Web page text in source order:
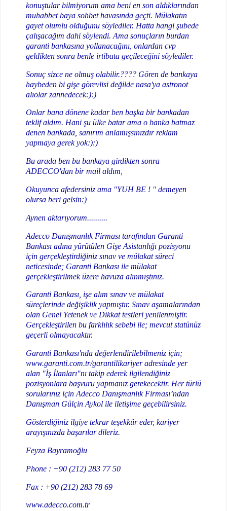
konuştular bilmiyorum ama beni en son aldıklarından
muhabbet baya sohbet havasında geçti. Mülakatın
gayet olumlu olduğunu söylediler. Hatta hangi şubede
çalışacağım dahi söylendi. Ama sonuçların burdan
garanti bankasına yollanacağını, onlardan cvp
geldikten sonra benle irtibata geçileceğini söylediler.
Sonuç sizce ne olmuş olabilir.???? Gören de bankaya
haybeden bi gişe görevlisi değilde nasa'ya astronot
alıolar zannedecek:):)
Onlar bana dönene kadar ben başka bir bankadan
teklif aldım. Hani şu ülke batar ama o banka batmaz
denen bankada, sanırım anlamışsınızdır reklam
yapmaya gerek yok:):)
Bu arada ben bu bankaya girdikten sonra
ADECCO'dan bir mail aldım,
Okuyunca afedersiniz ama "YUH BE ! " demeyen
olursa beri gelsin:)
Aynen aktarıyorum..........
Adecco Danışmanlık Firması tarafından Garanti
Bankası adına yürütülen Gişe Asistanlığı pozisyonu
için gerçekleştirdiğiniz sınav ve mülakat süreci
neticesinde; Garanti Bankası ile mülakat
gerçekleştirilmek üzere havuza alınmıştınız.
Garanti Bankası, işe alım sınav ve mülakat
süreçlerinde değişiklik yapmıştır. Sınav aşamalarından
olan Genel Yetenek ve Dikkat testleri yenilenmiştir.
Gerçekleştirilen bu farklılık sebebi ile; mevcut statünüz
geçerli olmayacaktır.
Garanti Bankası'nda değerlendirilebilmeniz için;
www.garanti.com.tr/garantilikariyer adresinde yer
alan "İş İlanları"nı takip ederek ilgilendiğiniz
pozisyonlara başvuru yapmanız gerekecektir. Her türlü
sorularınız için Adecco Danışmanlık Firması’ndan
Danışman Gülçin Aykol ile iletişime geçebilirsiniz.
Gösterdiğiniz ilgiye tekrar teşekkür eder, kariyer
arayışınızda başarılar dileriz.
Feyza Bayramoğlu
Phone : +90 (212) 283 77 50
Fax : +90 (212) 283 78 69
www.adecco.com.tr